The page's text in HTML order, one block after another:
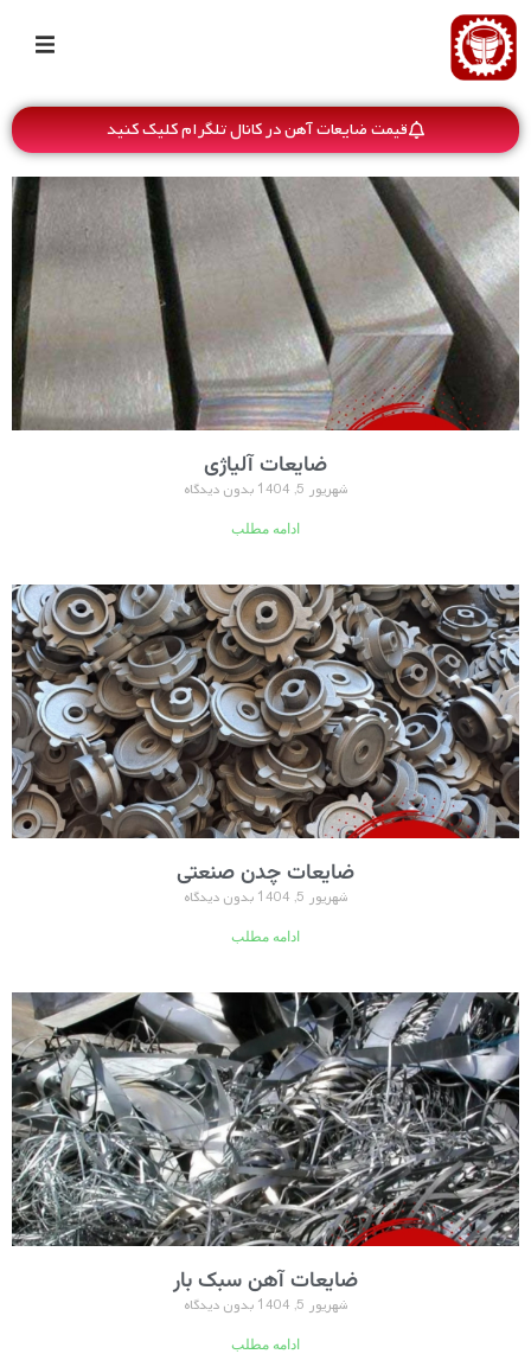
قیمت ضایعات آهن در کانال تلگرام کلیک کنید
ضایعات آلیاژی
شهریور 5, 1404 بدون دیدگاه
ادامه مطلب
ضایعات چدن صنعتی
شهریور 5, 1404 بدون دیدگاه
ادامه مطلب
ضایعات آهن سبک بار
شهریور 5, 1404 بدون دیدگاه
ادامه مطلب